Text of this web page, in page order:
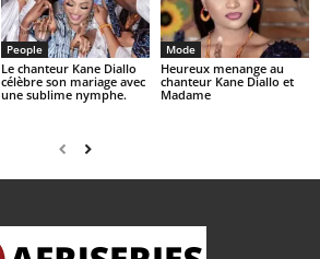
People
Le chanteur Kane Diallo
célèbre son mariage avec
une sublime nymphe.
Mode
Heureux menange au
chanteur Kane Diallo et
Madame